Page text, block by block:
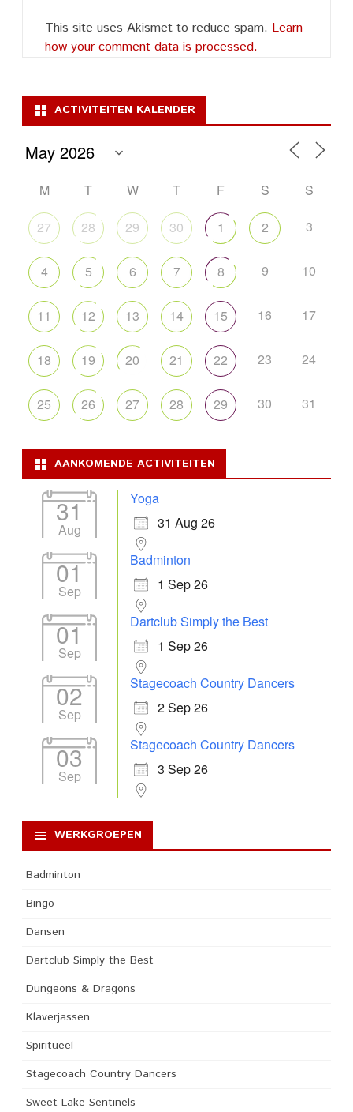
This site uses Akismet to reduce spam. Learn
how your comment data is processed.
ACTIVITEITEN KALENDER
M T W T F S S
27 28 29 30 1 2 3
4 5 6 7 8 9 10
11 12 13 14 15 16 17
18 19 20 21 22 23 24
25 26 27 28 29 30 31
AANKOMENDE ACTIVITEITEN
31
Aug
Yoga
31 Aug 26
01
Sep
Badminton
1 Sep 26
01
Sep
Dartclub Simply the Best
1 Sep 26
02
Sep
Stagecoach Country Dancers
2 Sep 26
03
Sep
Stagecoach Country Dancers
3 Sep 26
WERKGROEPEN
Badminton
Bingo
Dansen
Dartclub Simply the Best
Dungeons & Dragons
Klaverjassen
Spiritueel
Stagecoach Country Dancers
Sweet Lake Sentinels